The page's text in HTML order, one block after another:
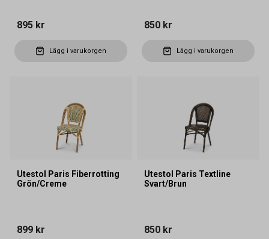
895 kr
Lägg i varukorgen
850 kr
Lägg i varukorgen
Utestol Paris Fiberrotting
Grön/Creme
899 kr
Utestol Paris Textline
Svart/Brun
850 kr